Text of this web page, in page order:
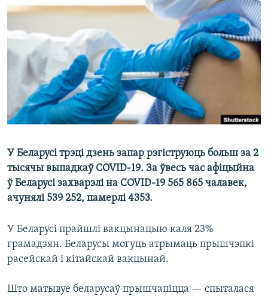
У Беларусі трэці дзень запар рэгіструюць больш за 2
тысячы выпадкаў COVID-19. За ўвесь час афіцыйна
ў Беларусі захварэлі на COVID-19 565 865 чалавек,
ачунялі 539 252, памерлі 4353.
У Беларусі прайшлі вакцынацыю каля 23%
грамадзян. Беларусы могуць атрымаць прышчэпкі
расейскай і кітайскай вакцынай.
Што матывуе беларусаў прышчапіцца — спыталася